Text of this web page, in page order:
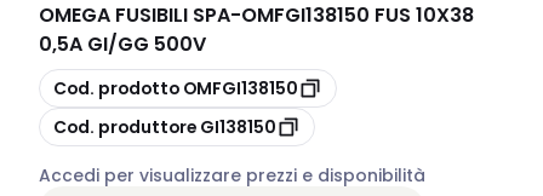
OMEGA FUSIBILI SPA-OMFGI138150 FUS 10X38
0,5A GI/GG 500V
copia
Cod. prodotto OMFGI138150
copia
Cod. produttore GI138150
Accedi per visualizzare prezzi e disponibilità